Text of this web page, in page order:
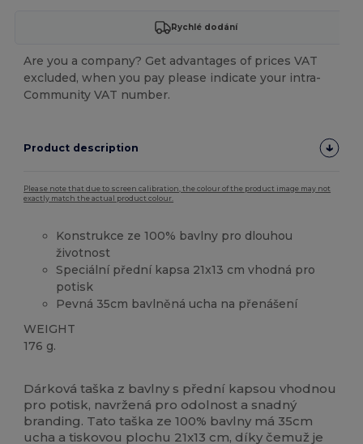
Rychlé dodání
Are you a company? Get advantages of prices VAT
excluded, when you pay please indicate your intra-
Community VAT number.
Product description
Please note that due to screen calibration, the colour of the product image may not
exactly match the actual product colour.
Konstrukce ze 100% bavlny pro dlouhou
životnost
Speciální přední kapsa 21x13 cm vhodná pro
potisk
Pevná 35cm bavlněná ucha na přenášení
WEIGHT
176 g.
Dárková taška z bavlny s přední kapsou vhodnou
pro potisk, navržená pro odolnost a snadný
branding. Tato taška ze 100% bavlny má 35cm
ucha a tiskovou plochu 21x13 cm, díky čemuž je